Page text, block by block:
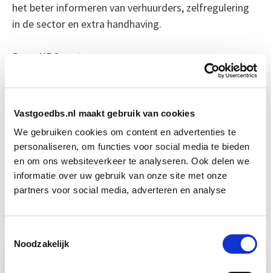
Vastgoedbs.nl maakt gebruik van cookies
We gebruiken cookies om content en advertenties te
personaliseren, om functies voor social media te bieden
en om ons websiteverkeer te analyseren. Ook delen we
informatie over uw gebruik van onze site met onze
partners voor social media, adverteren en analyse
Noodzakelijk
het beter informeren van verhuurders, zelfregulering
in de sector en extra handhaving.
Bron: NRC.next
Boeiend verhaal? Duik dan eens
in deze opleidingen:
Business Case voor Vastgoed- &
Projectontwikkeling
Start do
10 sep
Vastgoedmanagement Start wo 16 sep